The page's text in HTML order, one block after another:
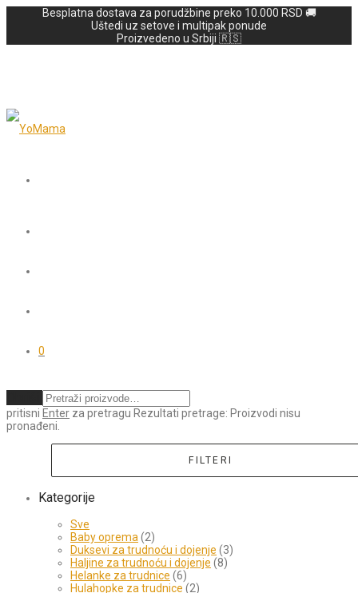
Besplatna dostava za porudžbine preko 10.000 RSD 🚚
Uštedi uz setove i multipak ponude
Proizvedeno u Srbiji 🇷🇸
0
pritisni Enter za pretragu Rezultati pretrage: Proizvodi nisu
pronađeni.
FILTERI
Kategorije
Sve
Baby oprema (2)
Duksevi za trudnoću i dojenje (3)
Haljine za trudnoću i dojenje (8)
Helanke za trudnice (6)
Hulahopke za trudnice (2)